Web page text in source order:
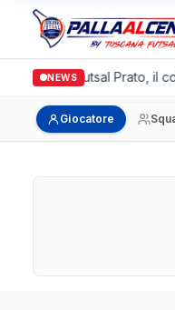
NEWS
Italgronda Futsal Prato, il
Giocatore